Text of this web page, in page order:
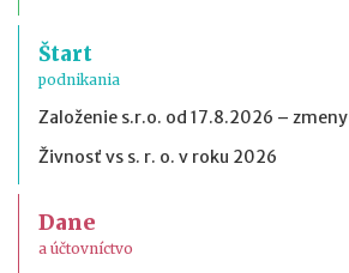
Štart
podnikania
Založenie s.r.o. od 17.8.2026 – zmeny
Živnosť vs s. r. o. v roku 2026
Dane
a účtovníctvo